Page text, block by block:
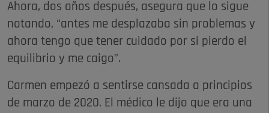
Ahora, dos años después, asegura que lo sigue
notando, “antes me desplazaba sin problemas y
ahora tengo que tener cuidado por si pierdo el
equilibrio y me caigo”.
Carmen empezó a sentirse cansada a principios
de marzo de 2020. El médico le dijo que era una